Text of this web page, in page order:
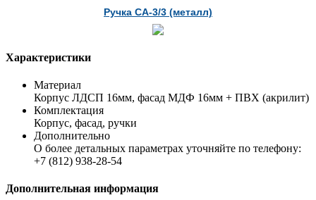
Ручка СА-3/3 (металл)
Характеристики
Материал
Корпус ЛДСП 16мм, фасад МДФ 16мм + ПВХ (акрилит)
Комплектация
Корпус, фасад, ручки
Дополнительно
О более детальных параметрах уточняйте по телефону:
+7 (812) 938-28-54
Дополнительная информация